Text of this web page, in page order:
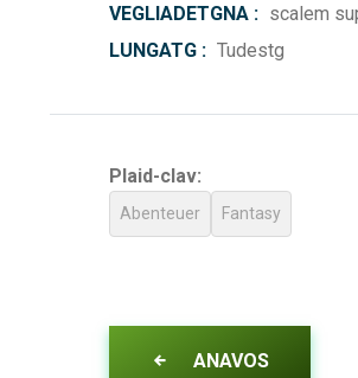
VEGLIADETGNA : scalem
LUNGATG : Tudestg
Plaid-clav:
Abenteuer Fantasy
ANAVOS